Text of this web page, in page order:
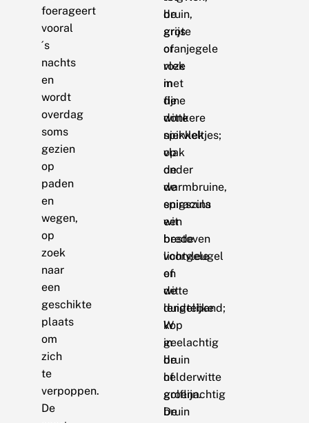
foerageert
vooral
´s
nachts
en
wordt
overdag
soms
gezien
op
paden
en
wegen,
op
zoek
naar
een
geschikte
plaats
om
zich
te
verpoppen.
De
de
grote
oranjegele
vlek
in
de
donkere
niervlek
op
de
warmbruine,
enigszins
wit
bestoven
voorvleugel
en
de
duidelijke
W
in
de
helderwitte
golflijn.
De
bruin,
grijs
of
roze
met
fijne
witte
spikkeltjes;
vlak
onder
de
spiracula
een
brede
lichtgele
of
witte
lengteband;
kop
geelachtig
bruin
of
groenachtig
bruin